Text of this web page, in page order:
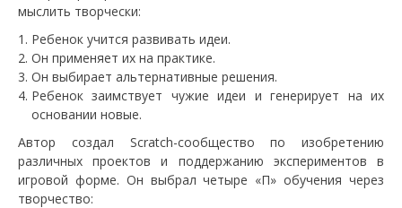
мыслить творчески:
Ребенок учится развивать идеи.
Он применяет их на практике.
Он выбирает альтернативные решения.
Ребенок заимствует чужие идеи и генерирует на их
основании новые.
Автор создал Scratch-сообщество по изобретению
различных проектов и поддержанию экспериментов в
игровой форме. Он выбрал четыре «П» обучения через
творчество: